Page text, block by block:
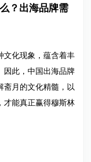
？出海品牌需
文化现象，蕴含着丰
因此，中国出海品牌
斋月的文化精髓，以
才能真正赢得穆斯林